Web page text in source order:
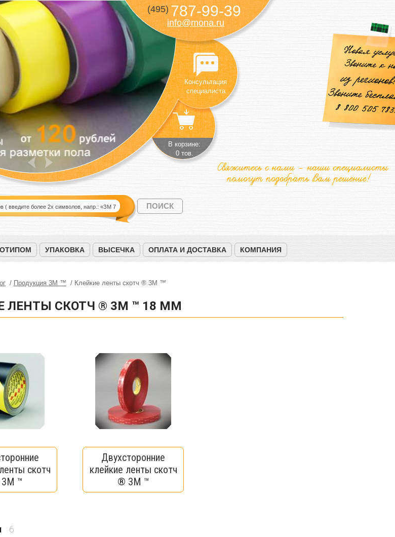
(495)787-99-39
info@mona.ru
Консультация
специалиста
В корзине:
0 тов.
УПАКОВКА ВЫСЕЧКА ОПЛАТА И ДОСТАВКА КОМПАНИЯ
Продукция 3M ™ Клейкие ленты скотч ® 3M ™
ЛЕНТЫ СКОТЧ ® 3M ™ 18 ММ
скотч
™
Двухсторонние
клейкие ленты скотч
® 3M ™
6